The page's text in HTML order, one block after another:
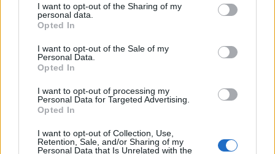
I want to opt-out of the Sharing of my
personal data.
Opted In
I want to opt-out of the Sale of my
Personal Data.
Opted In
I want to opt-out of processing my
Personal Data for Targeted Advertising.
Opted In
I want to opt-out of Collection, Use,
Retention, Sale, and/or Sharing of my
Personal Data that Is Unrelated with the